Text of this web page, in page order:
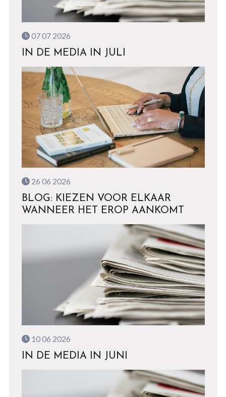
07 07 2026
IN DE MEDIA IN JULI
26 06 2026
BLOG: KIEZEN VOOR ELKAAR
WANNEER HET EROP AANKOMT
10 06 2026
IN DE MEDIA IN JUNI